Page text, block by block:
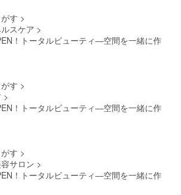
ングの
おすす
アの最
後に使
前にや
さしく
し
りまと
援・ご
てから
「香り
がすご
「敏感
肌でも
切り、
中間〜
とより
効果的
通りの
良い仕
す >
スケア >
！トータルビューティ―空間を一緒に作
す >
>
！トータルビューティ―空間を一緒に作
す >
サロン >
！トータルビューティ―空間を一緒に作